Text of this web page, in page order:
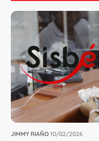
JIMMY RIAÑO 10/02/2026